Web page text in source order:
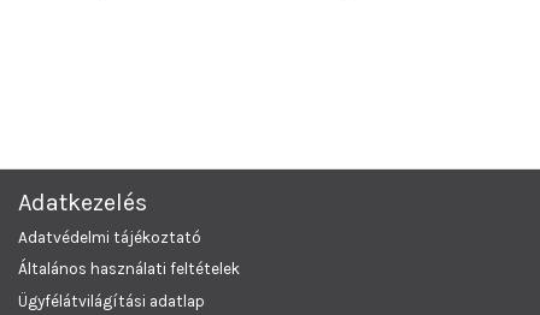
Adatkezelés
Adatvédelmi tájékoztató
Általános használati feltételek
Ügyfélátvilágítási adatlap